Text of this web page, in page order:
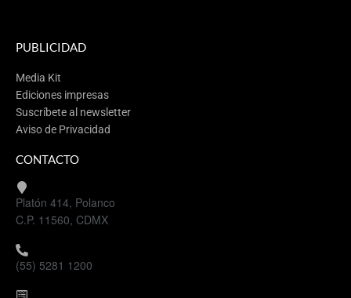
PUBLICIDAD
Media Kit
Ediciones impresas
Suscríbete al newsletter
Aviso de Privacidad
CONTACTO
Platón 414, Polanco
C.P. 11560, CDMX
(55) 5281 1200